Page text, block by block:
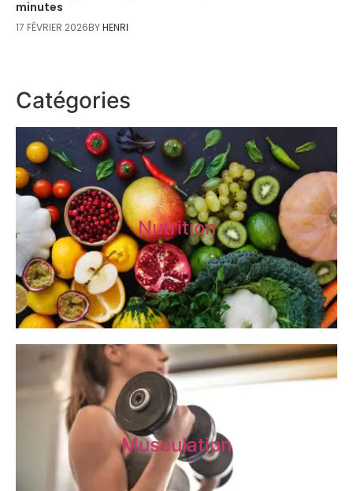
minutes
17 FÉVRIER 2026BYHENRI
Catégories
Nutrition
Musculation